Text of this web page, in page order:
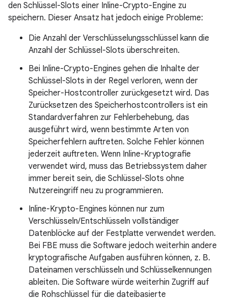
den Schlüssel-Slots einer Inline-Crypto-Engine zu
speichern. Dieser Ansatz hat jedoch einige Probleme:
Die Anzahl der Verschlüsselungsschlüssel kann die
Anzahl der Schlüssel-Slots überschreiten.
Bei Inline-Crypto-Engines gehen die Inhalte der
Schlüssel-Slots in der Regel verloren, wenn der
Speicher-Hostcontroller zurückgesetzt wird. Das
Zurücksetzen des Speicherhostcontrollers ist ein
Standardverfahren zur Fehlerbehebung, das
ausgeführt wird, wenn bestimmte Arten von
Speicherfehlern auftreten. Solche Fehler können
jederzeit auftreten. Wenn Inline-Kryptografie
verwendet wird, muss das Betriebssystem daher
immer bereit sein, die Schlüssel-Slots ohne
Nutzereingriff neu zu programmieren.
Inline-Krypto-Engines können nur zum
Verschlüsseln/Entschlüsseln vollständiger
Datenblöcke auf der Festplatte verwendet werden.
Bei FBE muss die Software jedoch weiterhin andere
kryptografische Aufgaben ausführen können, z. B.
Dateinamen verschlüsseln und Schlüsselkennungen
ableiten. Die Software würde weiterhin Zugriff auf
die Rohschlüssel für die dateibasierte